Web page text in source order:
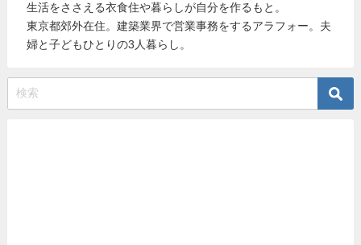
生活をささえる衣食住や暮らしが自分を作るもと。
東京都郊外在住。建築業界で営業事務をするアラフォー。夫
婦と子どもひとりの3人暮らし。